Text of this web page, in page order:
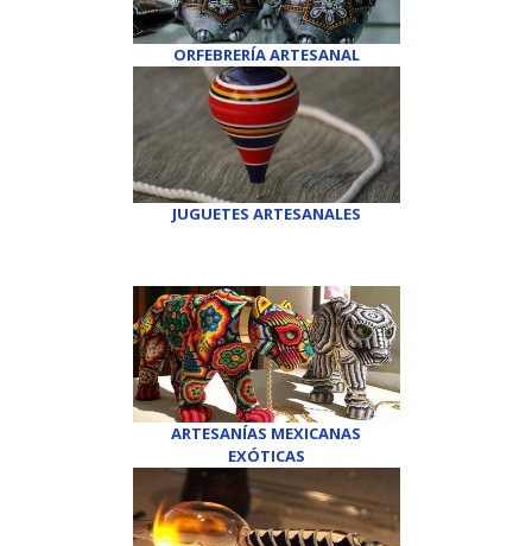
ORFEBRERÍA ARTESANAL
JUGUETES ARTESANALES
ARTESANÍAS MEXICANAS
EXÓTICAS